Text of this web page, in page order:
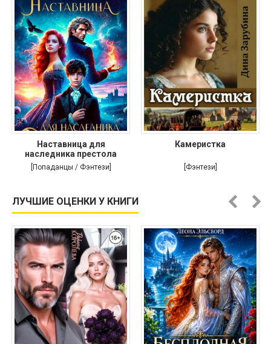
Наставница для
наследника престола
[Попаданцы / Фэнтези]
Камеристка
[Фэнтези]
ЛУЧШИЕ ОЦЕНКИ У КНИГИ